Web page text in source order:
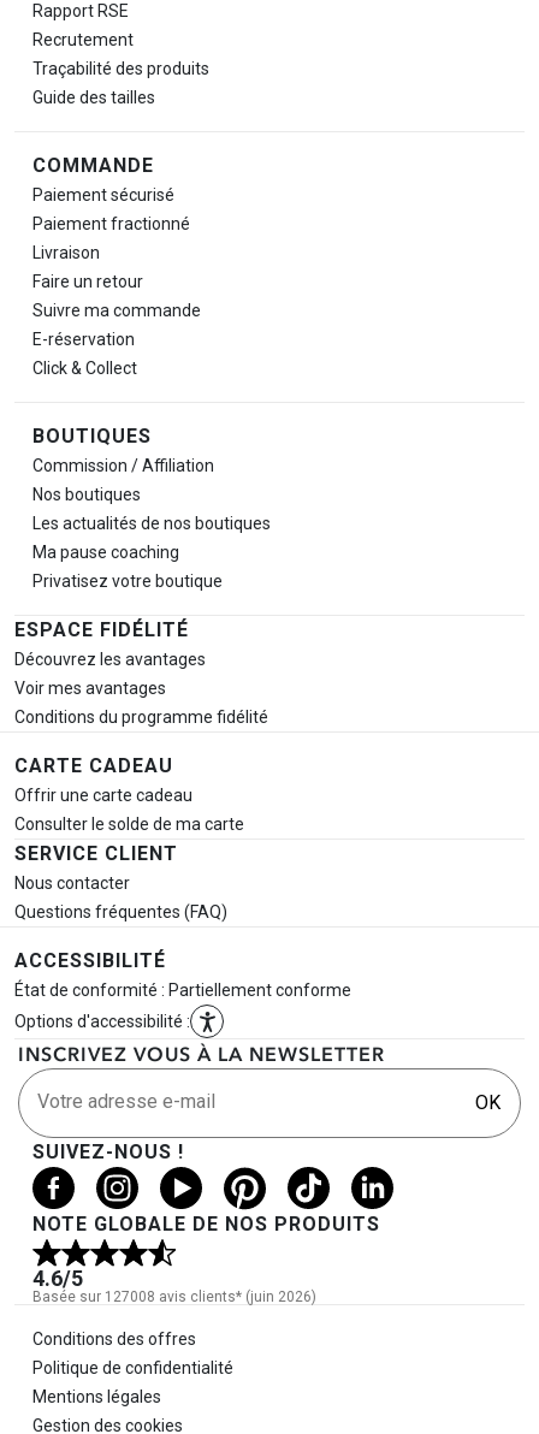
Rapport RSE
Recrutement
Traçabilité des produits
Guide des tailles
COMMANDE
Paiement sécurisé
Paiement fractionné
Livraison
Faire un retour
Suivre ma commande
E-réservation
Click & Collect
BOUTIQUES
Commission / Affiliation
Nos boutiques
Les actualités de nos boutiques
Ma pause coaching
Privatisez votre boutique
ESPACE FIDÉLITÉ
Découvrez les avantages
Voir mes avantages
Conditions du programme fidélité
CARTE CADEAU
Offrir une carte cadeau
Consulter le solde de ma carte
SERVICE CLIENT
Nous contacter
Questions fréquentes (FAQ)
ACCESSIBILITÉ
État de conformité : Partiellement conforme
Options d'accessibilité :
INSCRIVEZ VOUS À LA NEWSLETTER
Votre adresse e-mail OK
SUIVEZ-NOUS !
NOTE GLOBALE DE NOS PRODUITS
4.6/5
Basée sur 127008 avis clients* (juin 2026)
Informations légales
Conditions des offres
Politique de confidentialité
Mentions légales
Gestion des cookies